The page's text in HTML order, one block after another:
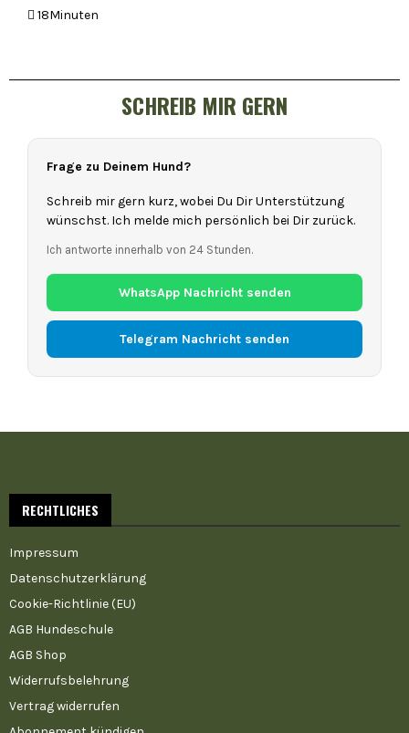
18Minuten
SCHREIB MIR GERN
Frage zu Deinem Hund?
Schreib mir gern kurz, wobei Du Dir Unterstützung
wünschst. Ich melde mich persönlich bei Dir zurück.
Ich antworte innerhalb von 24 Stunden.
WhatsApp Nachricht senden
Telegram Nachricht senden
RECHTLICHES
Impressum
Datenschutzerklärung
Cookie-Richtlinie (EU)
AGB Hundeschule
AGB Shop
Widerrufsbelehrung
Vertrag widerrufen